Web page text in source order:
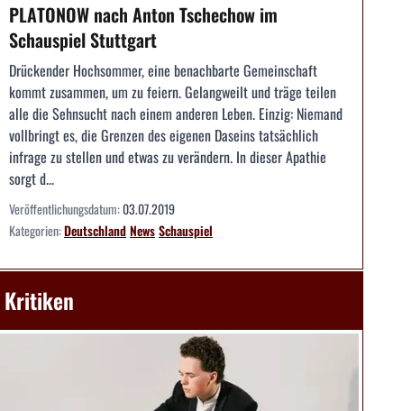
PLATONOW nach Anton Tschechow im
Schauspiel Stuttgart
Drückender Hochsommer, eine benachbarte Gemeinschaft
kommt zusammen, um zu feiern. Gelangweilt und träge teilen
alle die Sehnsucht nach einem anderen Leben. Einzig: Niemand
vollbringt es, die Grenzen des eigenen Daseins tatsächlich
infrage zu stellen und etwas zu verändern. In dieser Apathie
sorgt d...
Veröffentlichungsdatum:03.07.2019
Kategorien:DeutschlandNewsSchauspiel
Kritiken